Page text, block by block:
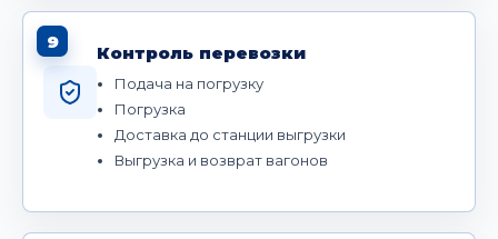
9
Контроль перевозки
Подача на погрузку
Погрузка
Доставка до станции выгрузки
Выгрузка и возврат вагонов